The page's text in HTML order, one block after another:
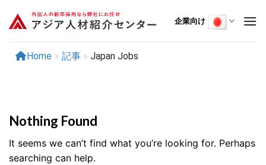
企業向け
Home » 記事 » Japan Jobs
Nothing Found
It seems we can’t find what you’re looking for. Perhaps
searching can help.